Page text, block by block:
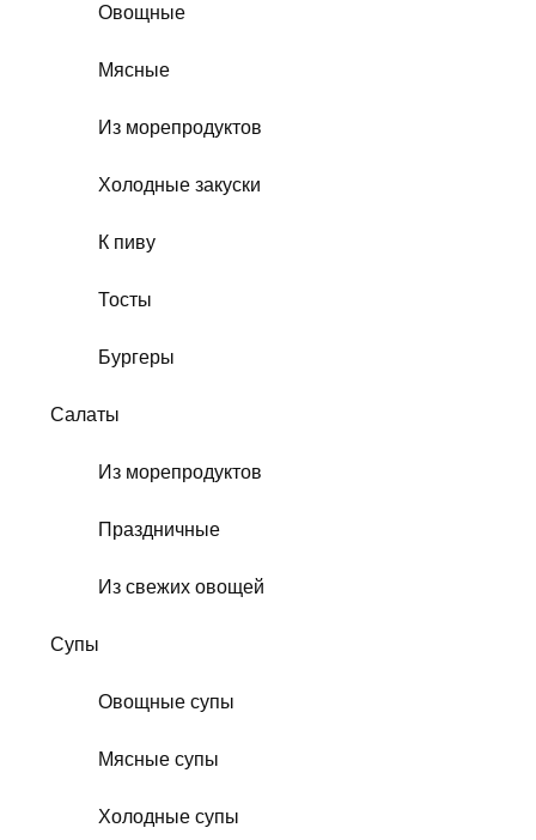
Овощные
Мясные
Из морепродуктов
Холодные закуски
К пиву
Тосты
Бургеры
Салаты
Из морепродуктов
Праздничные
Из свежих овощей
Супы
Овощные супы
Мясные супы
Холодные супы